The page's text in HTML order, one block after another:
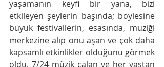
yaşamanın keyfi bir yana, bizi
etkileyen şeylerin başında; böylesine
büyük festivallerin, esasında, müziği
merkezine alıp onu aşan ve çok daha
kapsamlı etkinlikler olduğunu görmek
oldu. 7/24 müzik çalan ve her yaştan